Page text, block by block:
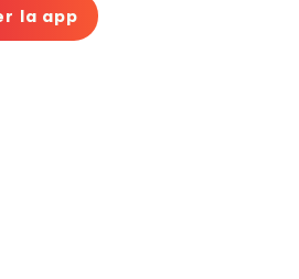
la app